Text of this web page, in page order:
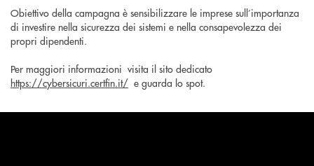
Obiettivo della campagna è sensibilizzare le imprese sull’importanza
di investire nella sicurezza dei sistemi e nella consapevolezza dei
propri dipendenti.
Per maggiori informazioni visita il sito dedicato
https://cybersicuri.certfin.it/ e guarda lo spot.